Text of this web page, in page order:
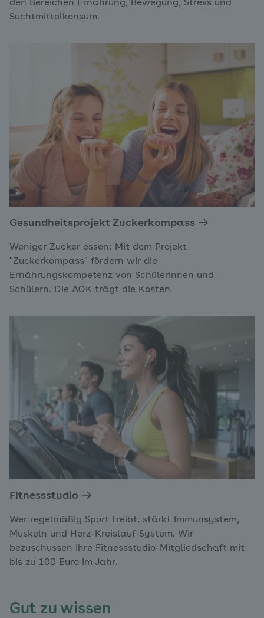
den Bereichen Ernährung, Bewegung, Stress und
Suchtmittelkonsum.
Gesundheitsprojekt Zuckerkompass
Weniger Zucker essen: Mit dem Projekt
"Zuckerkompass" fördern wir die
Ernährungskompetenz von Schülerinnen und
Schülern. Die AOK trägt die Kosten.
Fitnessstudio
Wer regelmäßig Sport treibt, stärkt Immunsystem,
Muskeln und Herz-Kreislauf-System. Wir
bezuschussen Ihre Fitnessstudio-Mitgliedschaft mit
bis zu 100 Euro im Jahr.
Gut zu wissen